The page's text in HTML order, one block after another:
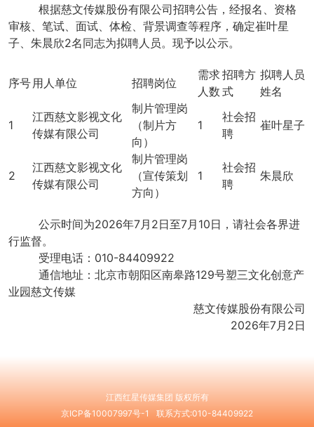
根据慈文传媒股份有限公司招聘公告，经报名、资格
审核、笔试、面试、体检、背景调查等程序，确定崔叶星
子、朱晨欣2名同志为拟聘人员。现予以公示。
序号用人单位 招聘岗位
需求
人数
招聘方
式
拟聘人员
姓名
1
江西慈文影视文化
传媒有限公司
制片管理岗
（制片方
向）
1
社会招
聘
崔叶星子
2
江西慈文影视文化
传媒有限公司
制片管理岗
（宣传策划
方向）
1
社会招
聘
朱晨欣
公示时间为2026年7月2日至7月10日，请社会各界进
行监督。
受理电话：010-84409922
通信地址：北京市朝阳区南皋路129号塑三文化创意产
业园慈文传媒
慈文传媒股份有限公司
2026年7月2日
江西红星传媒集团 版权所有
京ICP备10007997号-1
联系方式:010-84409922